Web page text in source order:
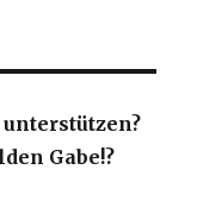
Gabe!?